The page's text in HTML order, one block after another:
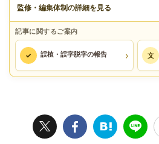
監修・編集体制の詳細を見る
記事に関するご案内
✓ 誤植・誤字脱字の報告 › 文